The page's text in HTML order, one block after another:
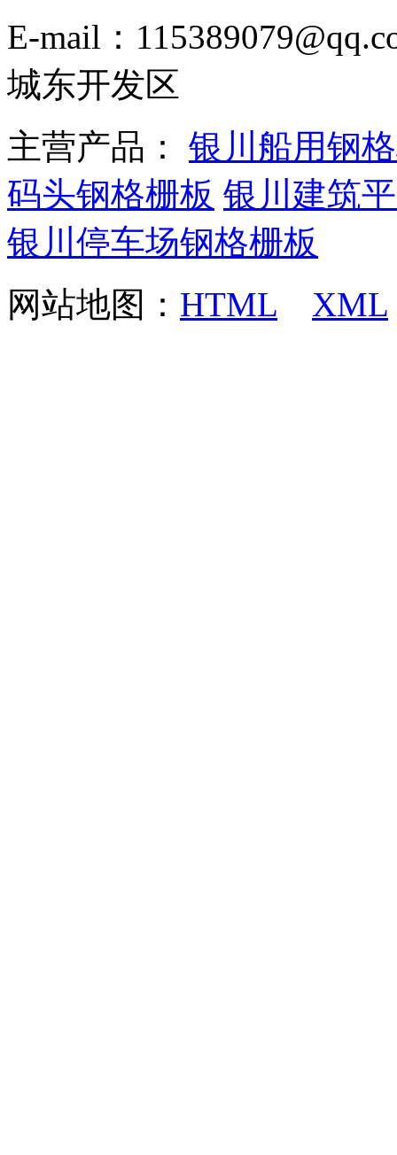
E-mail：
城东开发区
主营产品： 银川船用钢
码头钢格栅板 银川建筑
银川停车场钢格栅板
网站地图： HTML XML